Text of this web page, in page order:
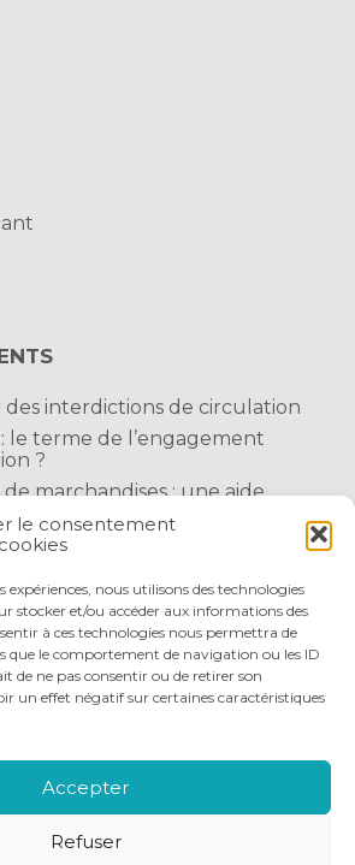
le consentement
expériences, nous utilisons des technologies
stocker et/ou accéder aux informations des
à ces technologies nous permettra de
que le comportement de navigation ou les ID
de ne pas consentir ou de retirer son
un effet négatif sur certaines caractéristiques
Accepter
Refuser
des interdictions de circulation
le terme de l’engagement
?
marchandises : une aide
donations du parent renonçant
DIGITAUX
NOUS CONTACTER